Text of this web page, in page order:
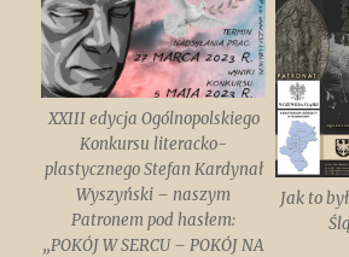
XXIII edycja Ogólnopolskiego
Konkursu literacko-
plastycznego Stefan Kardynał
Wyszyński – naszym
Patronem pod hasłem:
„POKÓJ W SERCU – POKÓJ NA
Jak to